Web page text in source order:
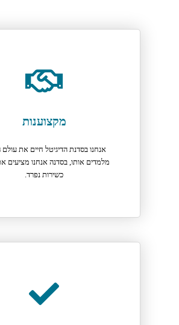
מקצוענות
אנחנו בסדנת הדיגיטל חיים את עולם
מלמדים אותו, בסדנה אנחנו מציעים
כשירות נפרד.